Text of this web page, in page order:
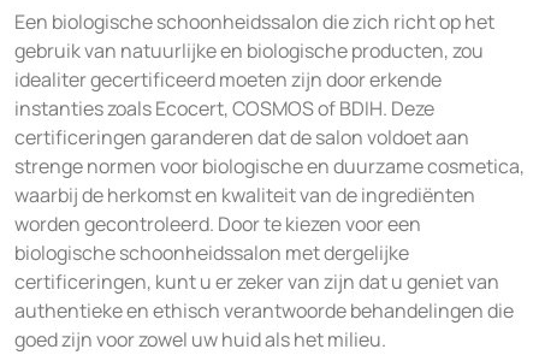
Een biologische schoonheidssalon die zich richt op het
gebruik van natuurlijke en biologische producten, zou
idealiter gecertificeerd moeten zijn door erkende
instanties zoals Ecocert, COSMOS of BDIH. Deze
certificeringen garanderen dat de salon voldoet aan
strenge normen voor biologische en duurzame cosmetica,
waarbij de herkomst en kwaliteit van de ingrediënten
worden gecontroleerd. Door te kiezen voor een
biologische schoonheidssalon met dergelijke
certificeringen, kunt u er zeker van zijn dat u geniet van
authentieke en ethisch verantwoorde behandelingen die
goed zijn voor zowel uw huid als het milieu.